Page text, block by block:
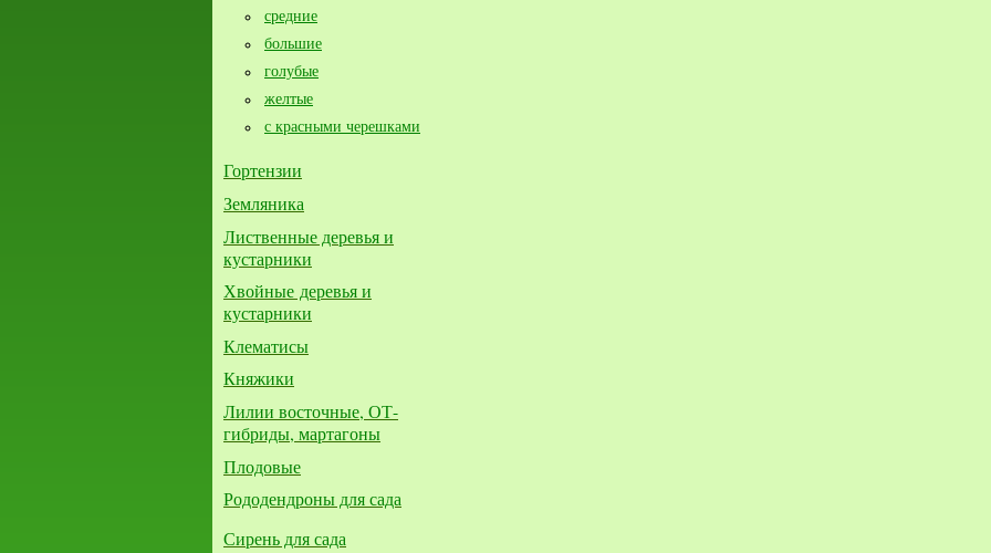
средние
большие​
голубые
желтые
с красными черешками
Гортензии
Земляника
Лиственные деревья и
кустарники
Хвойные деревья и
кустарники
Клематисы
Княжики
Лилии восточные, ОТ-
гибриды, мартагоны
Плодовые
Рододендроны для сада
Сирень для сада